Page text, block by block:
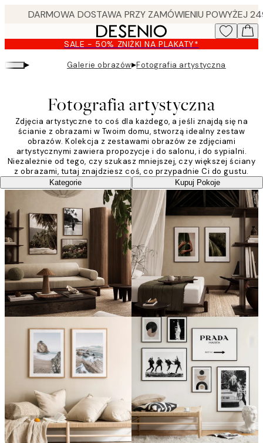
content.
SALE - 50% ZNIŻKI NA PLAKATY*
▸ Galerie obrazów▸Fotografia artystyczna
Fotografia artystyczna
Zdjęcia artystyczne to coś dla każdego, a jeśli znajdą się na
ścianie z obrazami w Twoim domu, stworzą idealny zestaw
obrazów. Kolekcja z zestawami obrazów ze zdjęciami
artystycznymi zawiera propozycje i do salonu, i do sypialni.
Niezależnie od tego, czy szukasz mniejszej, czy większej ściany
z obrazami, tutaj znajdziesz coś, co przypadnie Ci do gustu.
Kategorie Kupuj Pokoje